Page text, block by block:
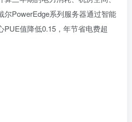
尔PowerEdge系列服务器通过智能
PUE值降低0.15，年节省电费超